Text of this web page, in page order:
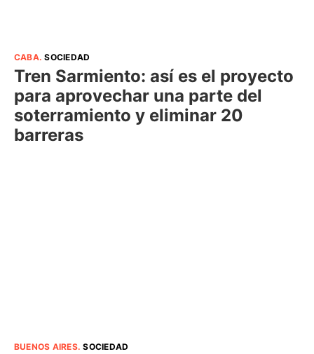
CABA.SOCIEDAD
Tren Sarmiento: así es el proyecto
para aprovechar una parte del
soterramiento y eliminar 20
barreras
BUENOS AIRES.SOCIEDAD